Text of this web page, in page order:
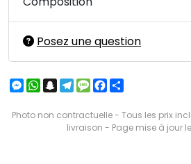
Posez une question
Messenger
WhatsApp
Snapchat
Telegram
MessageFacebook
Photo non contractuelle - Tous les prix
livraison - Page mise à jour